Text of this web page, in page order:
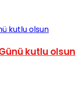
kutlu olsun